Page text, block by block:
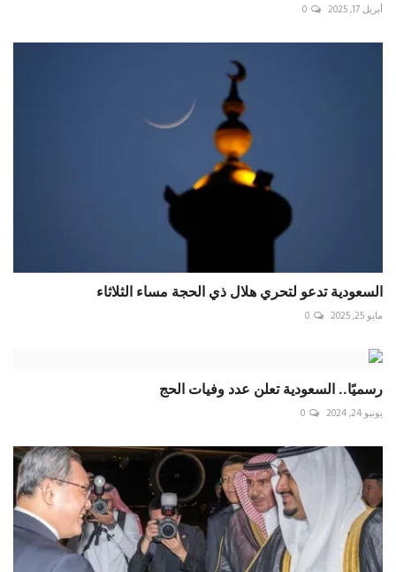
أبريل 17, 2025 0
السعودية تدعو لتحري هلال ذي الحجة مساء الثلاثاء
مايو 25, 2025 0
رسميًا.. السعودية تعلن عدد وفيات الحج
يونيو 24, 2024 0